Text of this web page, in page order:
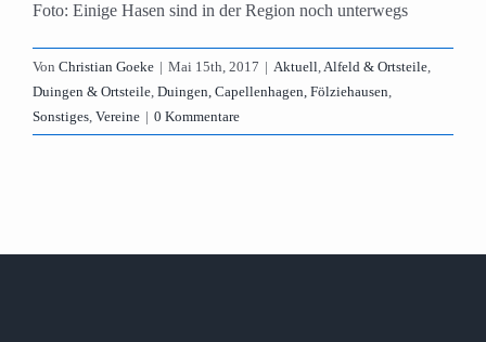
Foto: Einige Hasen sind in der Region noch unterwegs
Von Christian Goeke | Mai 15th, 2017 | Aktuell,Alfeld & Ortsteile,
Duingen & Ortsteile, Duingen, Capellenhagen, Fölziehausen,
Sonstiges, Vereine | 0 Kommentare